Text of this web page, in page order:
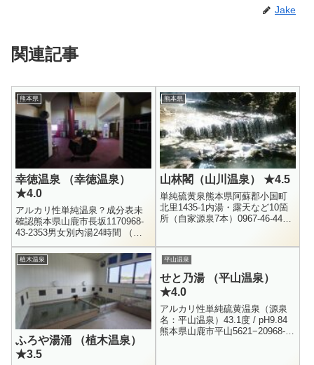
Jake
関連記事
熊本県
幸徳温泉 （幸徳温泉）
★4.0
アルカリ性単純温泉？成分表未
確認熊本県山鹿市長坂1170968-
43-2353男女別内湯24時間 （い
まは11時までとの情報あり、要
確認）大人300円 小人150円山鹿
温泉の中心部...
熊本県
山林閣（山川温泉） ★4.5
単純硫黄泉熊本県阿蘇郡小国町
北里1435-1内湯・露天など10箇
所（自家源泉7本）0967-46-4439
植木温泉
ふろや湯涌 （植木温泉）
★3.5
平山温泉
せと乃湯 （平山温泉）
★4.0
アルカリ性単純硫黄温泉（源泉
名：平山温泉）43.1度 / pH9.84
熊本県山鹿市平山5621−20968-